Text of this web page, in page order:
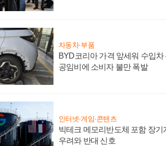
자동차·부품
BYD코리아 가격 앞세워 수입
공임비에 소비자 불만 폭발
인터넷·게임·콘텐츠
빅테크 메모리반도체 포함 장기
우려와 반대 신호